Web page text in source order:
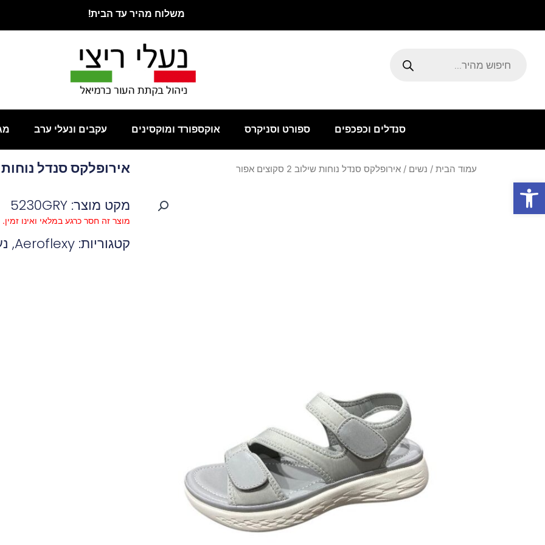
פתח סרגל נגישות
משלוח מהיר עד הבית!
סנדלים וכפכפים ספורט וסניקרס אוקספורד ומוקסינים עקבים ונעלי ערב
עמוד הבית / נשים / אירופלקס סנדל נוחות שילוב 2 סקוצים אפור
אירופלקס סנדל נוחות שילוב 2
מקט מוצר: 5230GRY
מוצר זה חסר כרגע במלאי ואינו זמין.
קטגוריות: Aeroflexy
,